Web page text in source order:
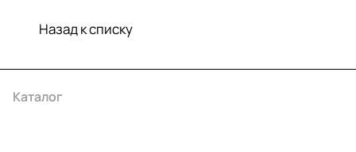
Назад к списку
Каталог